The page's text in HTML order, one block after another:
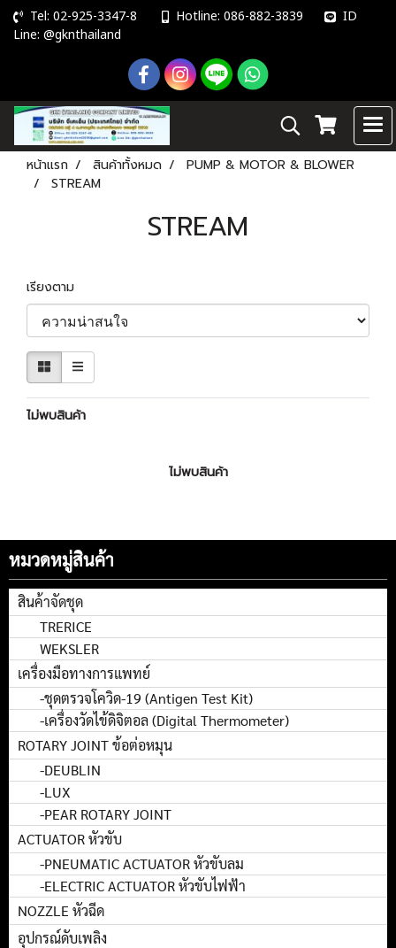
Tel: 02-925-3347-8 Hotline: 086-882-3839 ID
Line: @gknthailand
หน้าแรก สินค้าทั้งหมด
PUMP & MOTOR & BLOWER
STREAM
STREAM
เรียงตาม
ไม่พบสินค้า
ไม่พบสินค้า
หมวดหมู่สินค้า
สินค้าจัดชุด
TRERICE
WEKSLER
เครื่องมือทางการแพทย์
-ชุดตรวจโควิด-19 (Antigen Test Kit)
-เครื่องวัดไข้ดิจิตอล (Digital Thermometer)
ROTARY JOINT ข้อต่อหมุน
-DEUBLIN
-LUX
-PEAR ROTARY JOINT
ACTUATOR หัวขับ
-PNEUMATIC ACTUATOR หัวขับลม
-ELECTRIC ACTUATOR หัวขับไฟฟ้า
NOZZLE หัวฉีด
อุปกรณ์ดับเพลิง